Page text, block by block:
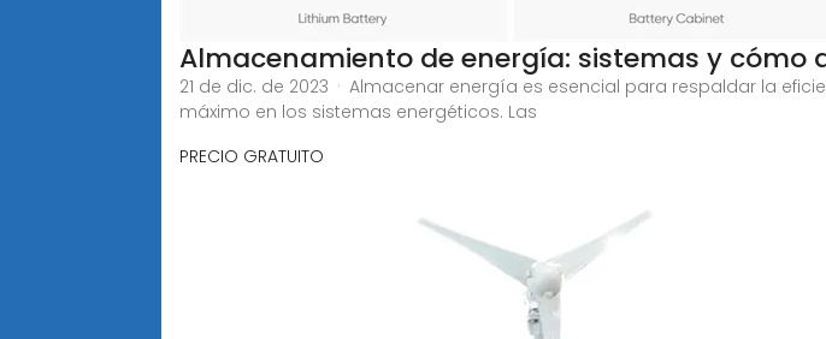
Almacenamiento de energía: sistemas y cómo
21 de dic. de 2023 · Almacenar energía es esencial para respaldar la
máximo en los sistemas energéticos. Las
PRECIO GRATUITO